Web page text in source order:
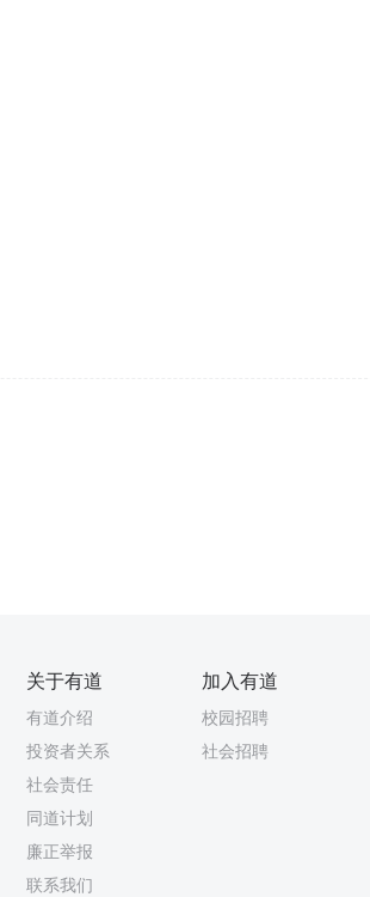
关于有道
有道介绍
投资者关系
社会责任
同道计划
廉正举报
联系我们
加入有道
校园招聘
社会招聘